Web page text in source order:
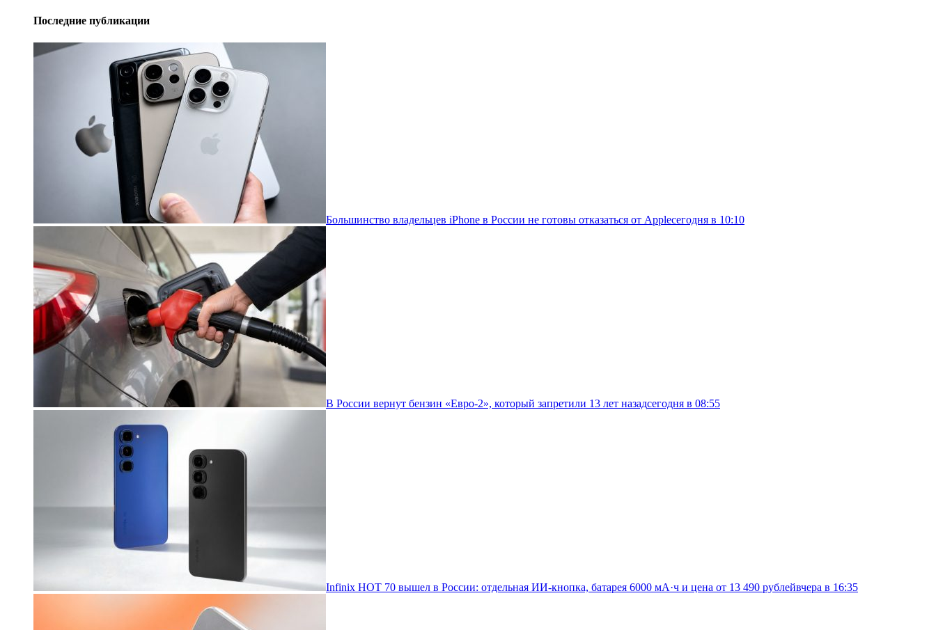
Последние публикации
Большинство владельцев iPhone в России не готовы отказаться от Appleсегодня в 10:10
В России вернут бензин «Евро-2», который запретили 13 лет назадсегодня в 08:55
Infinix HOT 70 вышел в России: отдельная ИИ-кнопка, батарея 6000 мА·ч и цена от 13 490 рублейвчера в 16:35